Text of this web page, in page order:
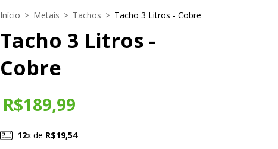
Início > Metais > Tachos > Tacho 3 Litros - Cobre
Tacho 3 Litros -
Cobre
R$189,99
12x de R$19,54